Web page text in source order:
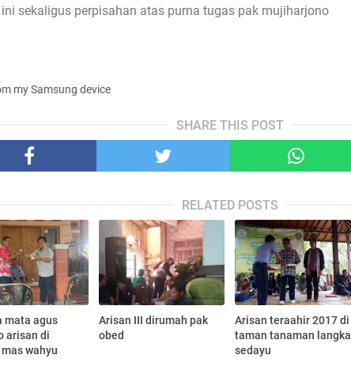
sekaligus perpisahan atas purna tugas pak mujiharjono
my Samsung device
SHARE THIS POST
RELATED POSTS
mata agus
arisan di
wahyu
Arisan III dirumah pak
obed
Arisan teraahir 2017 di
taman tanaman langka
sedayu